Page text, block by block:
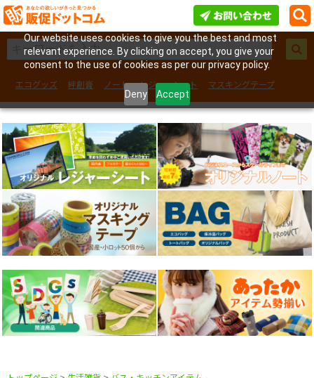
Our website uses cookies to give you the best and most
relevant experience. By clicking on accept, you give your
consent to the use of cookies as per our privacy policy.
Deny Accept
エコグッズ 絆創膏 ノート レジャーシート
マスキングテープ
フェイスシール